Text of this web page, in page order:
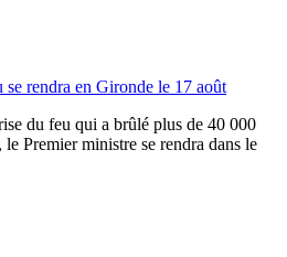
rendra en Gironde le 17 août
du feu qui a brûlé plus de 40 000
Premier ministre se rendra dans le